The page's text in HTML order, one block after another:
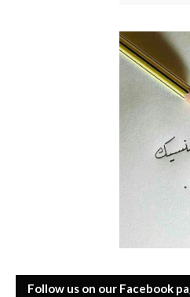
Follow us on our Facebook